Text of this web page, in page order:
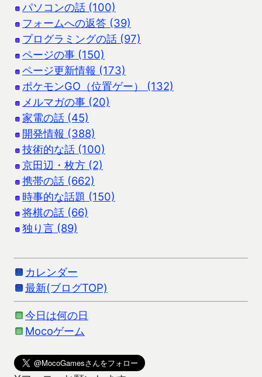
パソコンの話 (100)
フォームへの返答 (39)
プログラミングの話 (97)
ページの事 (150)
ページ更新情報 (173)
ポケモンGO（位置ゲー） (132)
メルマガの事 (20)
家電の話 (45)
開発情報 (388)
技術的な話 (100)
京田辺・枚方 (2)
携帯の話 (662)
時事的な話題 (150)
将棋の話 (66)
独り言 (89)
カレンダー
最新(ブログTOP)
今日は何の日
Mocoゲーム